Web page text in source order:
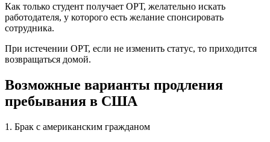
Как только студент получает ОРТ, желательно искать
работодателя, у которого есть желание спонсировать
сотрудника.
При истечении ОРТ, если не изменить статус, то приходится
возвращаться домой.
Возможные варианты продления
пребывания в США
1. Брак с американским гражданом